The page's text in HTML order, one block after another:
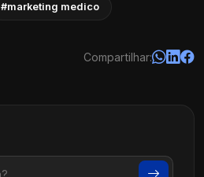
#marketing medico
Compartilhar: